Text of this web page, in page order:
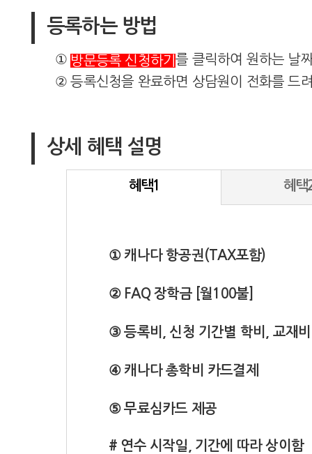
등록하는 방법
① 방문등록 신청하기를 클릭하여 원하는 날
② 등록신청을 완료하면 상담원이 전화를 드
상세 혜택 설명
혜택1 혜택
① 캐나다 항공권(TAX포함)
② FAQ 장학금 [월100불]
③ 등록비, 신청 기간별 학비, 교재
④ 캐나다 총학비 카드결제
⑤ 무료심카드 제공
# 연수 시작일, 기간에 따라 상이함